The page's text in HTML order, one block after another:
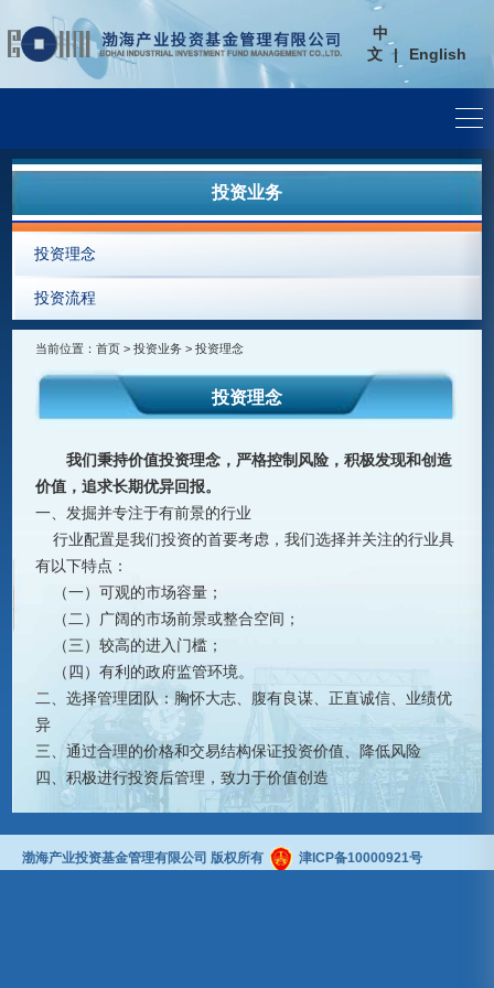
中
文
| English
投资业务
投资理念
投资流程
当前位置：首页 >投资业务 > 投资理念
投资理念
我们秉持价值投资理念，严格控制风险，积极发现和创造
价值，追求长期优异回报。
一、发掘并专注于有前景的行业
行业配置是我们投资的首要考虑，我们选择并关注的行业具
有以下特点：
（一）可观的市场容量；
（二）广阔的市场前景或整合空间；
（三）较高的进入门槛；
（四）有利的政府监管环境。
二、选择管理团队：胸怀大志、腹有良谋、正直诚信、业绩优
异
三、通过合理的价格和交易结构保证投资价值、降低风险
四、积极进行投资后管理，致力于价值创造
渤海产业投资基金管理有限公司 版权所有 津ICP备10000921号